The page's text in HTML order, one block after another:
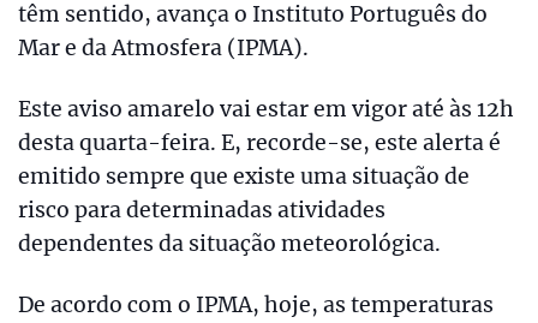
têm sentido, avança o Instituto Português do
Mar e da Atmosfera (IPMA).
Este aviso amarelo vai estar em vigor até às 12h
desta quarta-feira. E, recorde-se, este alerta é
emitido sempre que existe uma situação de
risco para determinadas atividades
dependentes da situação meteorológica.
De acordo com o IPMA, hoje, as temperaturas